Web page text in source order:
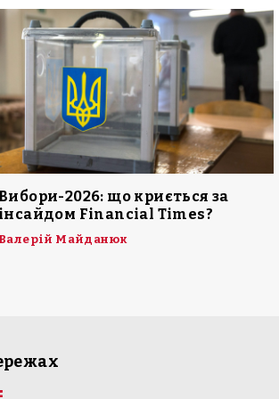
Вибори-2026: що криється за
інсайдом Financial Times?
Валерій Майданюк